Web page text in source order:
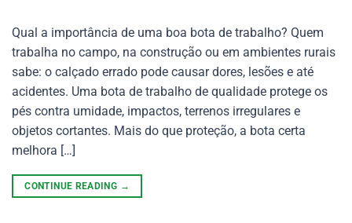
Qual a importância de uma boa bota de trabalho? Quem
trabalha no campo, na construção ou em ambientes rurais
sabe: o calçado errado pode causar dores, lesões e até
acidentes. Uma bota de trabalho de qualidade protege os
pés contra umidade, impactos, terrenos irregulares e
objetos cortantes. Mais do que proteção, a bota certa
melhora […]
CONTINUE READING →